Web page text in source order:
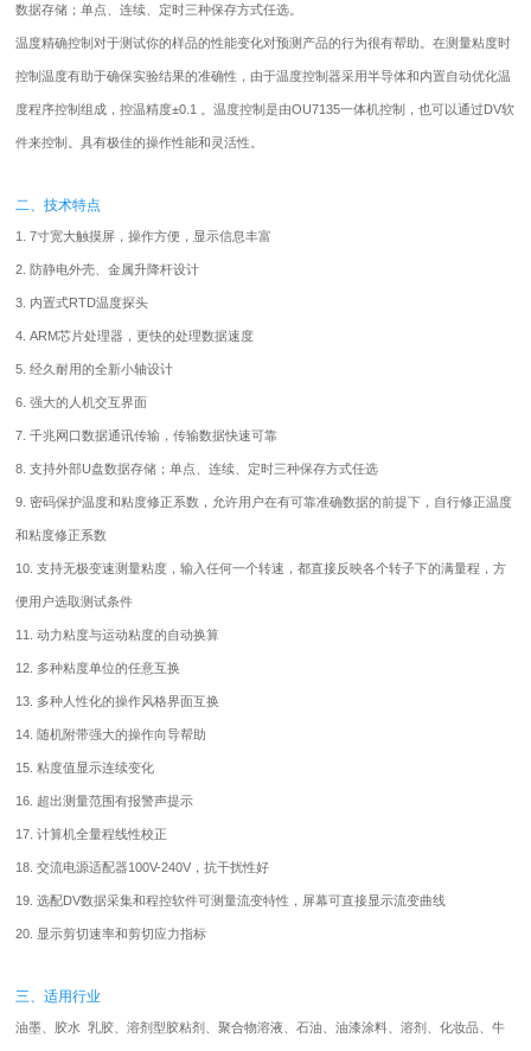
数据存储；单点、连续、定时三种保存方式任选。
温度精确控制对于测试你的样品的性能变化对预测产品的行为很有帮助。在测量粘度时
控制温度有助于确保实验结果的准确性，由于温度控制器采用半导体和内置自动优化温
度程序控制组成，控温精度±0.1 。温度控制是由OU7135一体机控制，也可以通过DV软
件来控制。具有极佳的操作性能和灵活性。
二、技术特点
1. 7寸宽大触摸屏，操作方便，显示信息丰富
2. 防静电外壳、金属升降杆设计
3. 内置式RTD温度探头
4. ARM芯片处理器，更快的处理数据速度
5. 经久耐用的全新小轴设计
6. 强大的人机交互界面
7. 千兆网口数据通讯传输，传输数据快速可靠
8. 支持外部U盘数据存储；单点、连续、定时三种保存方式任选
9. 密码保护温度和粘度修正系数，允许用户在有可靠准确数据的前提下，自行修正温度
和粘度修正系数
10. 支持无极变速测量粘度，输入任何一个转速，都直接反映各个转子下的满量程，方
便用户选取测试条件
11. 动力粘度与运动粘度的自动换算
12. 多种粘度单位的任意互换
13. 多种人性化的操作风格界面互换
14. 随机附带强大的操作向导帮助
15. 粘度值显示连续变化
16. 超出测量范围有报警声提示
17. 计算机全量程线性校正
18. 交流电源适配器100V-240V，抗干扰性好
19. 选配DV数据采集和程控软件可测量流变特性，屏幕可直接显示流变曲线
20. 显示剪切速率和剪切应力指标
三、适用行业
油墨、胶水 乳胶、溶剂型胶粘剂、聚合物溶液、石油、油漆涂料、溶剂、化妆品、牛